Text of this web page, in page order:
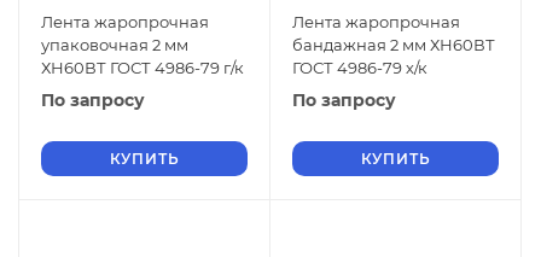
Лента жаропрочная
упаковочная 2 мм
ХН60ВТ ГОСТ 4986-79 г/к
По запросу
КУПИТЬ
Лента жаропрочная
бандажная 2 мм ХН60ВТ
ГОСТ 4986-79 х/к
По запросу
КУПИТЬ